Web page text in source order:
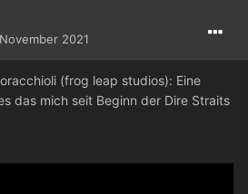
2021
(frog leap studios): Eine
das mich seit Beginn der Dire Straits